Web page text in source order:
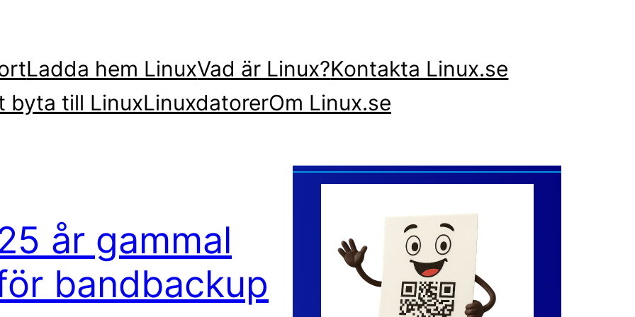
Ladda hem LinuxVad är Linux?Kontakta Linux.se
byta till LinuxLinuxdatorerOm Linux.se
år gammal
bandbackup